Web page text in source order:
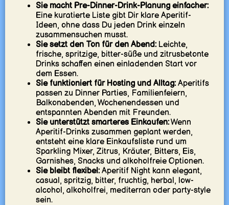
Sie macht Pre-Dinner-Drink-Planung einfacher:
Eine kuratierte Liste gibt Dir klare Aperitif-
Ideen, ohne dass Du jeden Drink einzeln
zusammensuchen musst.
Sie setzt den Ton für den Abend:Leichte,
frische, spritzige, bitter-süße und zitrusbetonte
Drinks schaffen einen einladenden Start vor
dem Essen.
Sie funktioniert für Hosting und Alltag:Aperitifs
passen zu Dinner Parties, Familienfeiern,
Balkonabenden, Wochenendessen und
entspannten Abenden mit Freunden.
Sie unterstützt smarteres Einkaufen:Wenn
Aperitif-Drinks zusammen geplant werden,
entsteht eine klare Einkaufsliste rund um
Sparkling Mixer, Zitrus, Kräuter, Bitters, Eis,
Garnishes, Snacks und alkoholfreie Optionen.
Sie bleibt flexibel:Aperitif Night kann elegant,
casual, spritzig, bitter, fruchtig, herbal, low-
alcohol, alkoholfrei, mediterran oder party-style
sein.